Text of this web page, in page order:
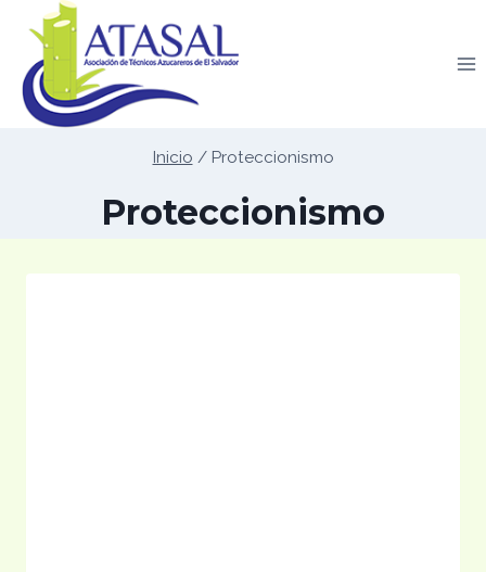
Saltar
contenido
Inicio / Proteccionismo
Proteccionismo